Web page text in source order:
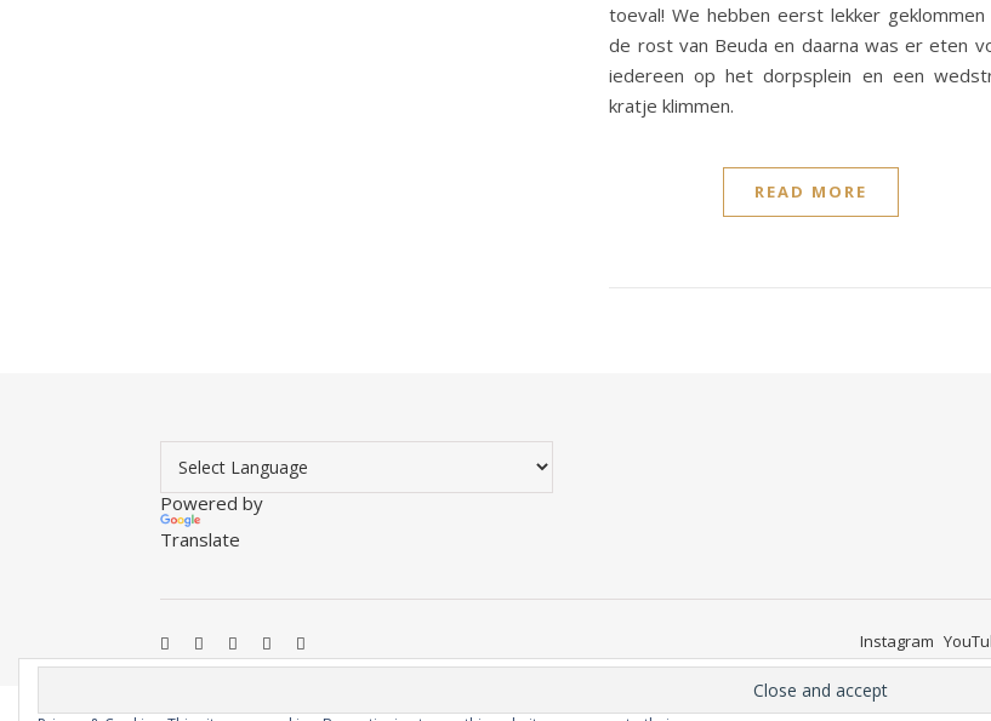
toeval! We hebben eerst lekker geklommen
de rost van Beuda en daarna was er eten
iedereen op het dorpsplein en een
kratje klimmen.
READ MORE
Powered by
Translate
Instagram